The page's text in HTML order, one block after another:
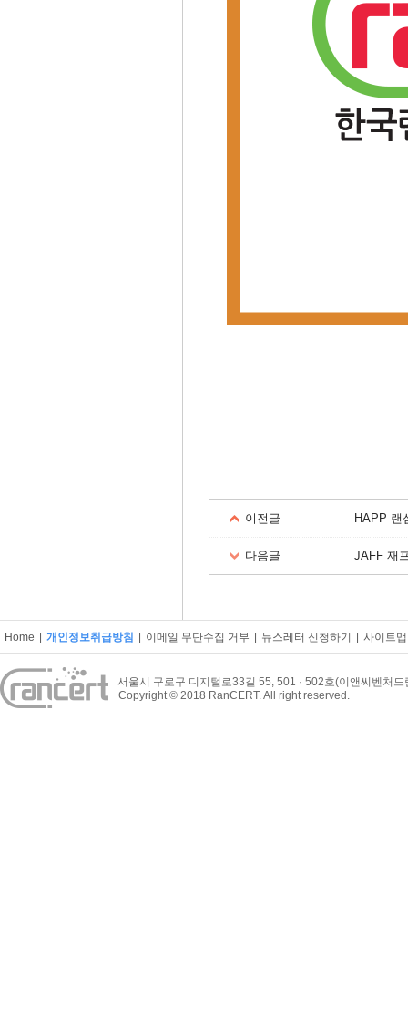
이전글 HAPP 랜
다음글 JAFF 재
Home 개인정보취급방침 이메일 무단수집 거부 뉴스레터 신청하기 사이트맵
서울시 구로구 디지털로33길 55, 501 · 502호(이앤씨벤처드
Copyright © 2018 RanCERT. All right reserved.